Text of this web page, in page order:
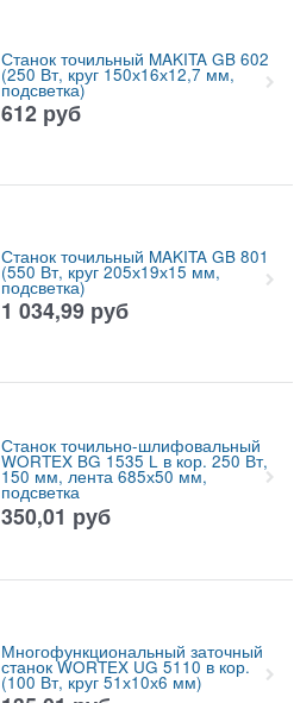
Станок точильный MAKITA GB 602
(250 Вт, круг 150х16х12,7 мм,
подсветка)
612 руб
Станок точильный MAKITA GB 801
(550 Вт, круг 205х19х15 мм,
подсветка)
1 034,99 руб
Станок точильно-шлифовальный
WORTEX BG 1535 L в кор. 250 Вт,
150 мм, лента 685х50 мм,
подсветка
350,01 руб
Многофункциональный заточный
станок WORTEX UG 5110 в кор.
(100 Вт, круг 51х10х6 мм)